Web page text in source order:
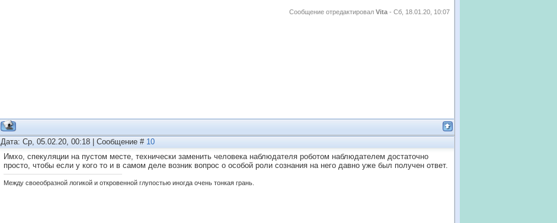
Сообщение отредактировал Vita - Сб, 18.01.20, 10:07
Дата: Ср, 05.02.20, 00:18 | Сообщение # 10
Имхо, спекуляции на пустом месте, технически заменить человека наблюдателя роботом наблюдателем достаточно
просто, чтобы если у кого то и в самом деле возник вопрос о особой роли сознания на него давно уже был получен ответ.
Между своеобразной логикой и откровенной глупостью иногда очень тонкая грань.